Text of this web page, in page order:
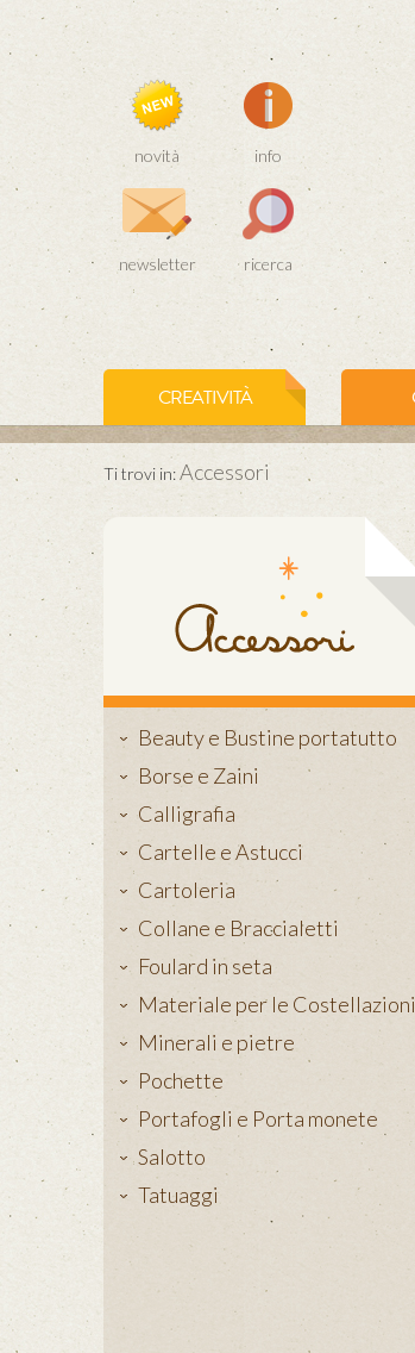
novità info
newsletter ricerca
CREATIVITÀ
Ti trovi in:Accessori
Beauty e Bustine portatutto
Borse e Zaini
Calligrafia
Cartelle e Astucci
Cartoleria
Collane e Braccialetti
Foulard in seta
Materiale per le Costellazioni
Minerali e pietre
Pochette
Portafogli e Porta monete
Salotto
Tatuaggi